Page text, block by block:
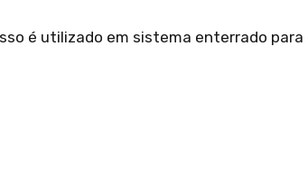
é utilizado em sistema enterrado